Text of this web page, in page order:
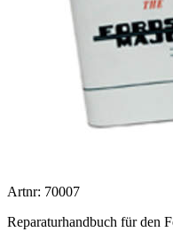
Artnr: 70007
Reparaturhandbuch für den